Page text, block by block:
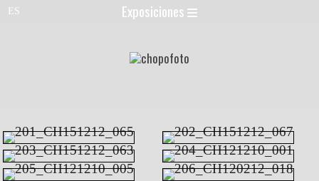
Exposiciones